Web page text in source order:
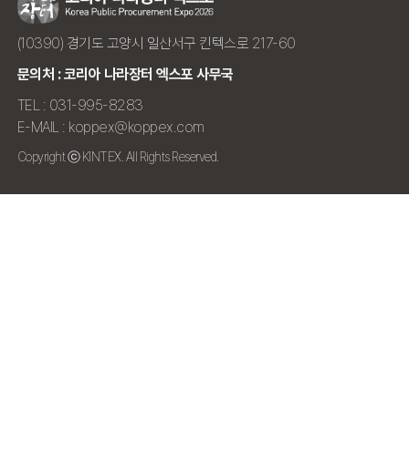
(10390) 경기도 고양시 일산서구 킨텍스로 217-60
문의처 : 코리아 나라장터 엑스포 사무국
TEL : 031-995-8283
E-MAIL : koppex@koppex.com
Copyright ⓒ KINTEX. All Rights Reserved.